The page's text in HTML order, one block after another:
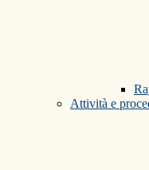
Attività e